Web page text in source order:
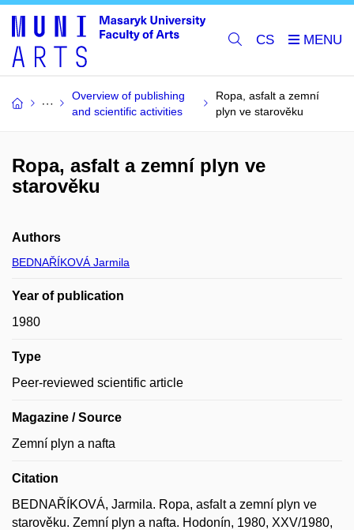
CS
Overview of publishing
and scientific activities
Ropa, asfalt a zemní
plyn ve starověku
Ropa, asfalt a zemní plyn ve
starověku
Authors
BEDNAŘÍKOVÁ Jarmila
Year of publication
1980
Type
Peer-reviewed scientific article
Magazine / Source
Zemní plyn a nafta
Citation
BEDNAŘÍKOVÁ, Jarmila. Ropa, asfalt a zemní plyn ve
starověku. Zemní plyn a nafta. Hodonín, 1980, XXV/1980,